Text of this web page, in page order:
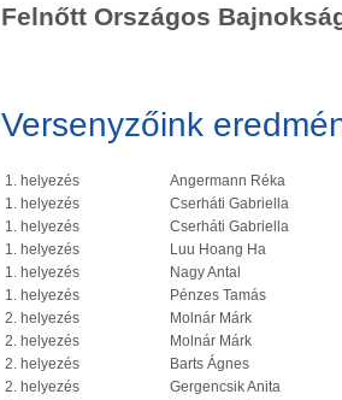
Felnőtt Országos
Versenyzőink
1. helyezés
Angermann Réka
1. helyezés
Cserháti Gabriella
1. helyezés
Cserháti Gabriella
1. helyezés
Luu Hoang Ha
1. helyezés
Nagy Antal
1. helyezés
Pénzes Tamás
2. helyezés
Molnár Márk
2. helyezés
Molnár Márk
2. helyezés
Barts Ágnes
2. helyezés
Gergencsik Anita